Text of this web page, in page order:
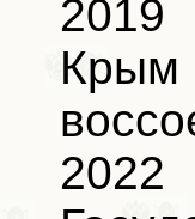
2019